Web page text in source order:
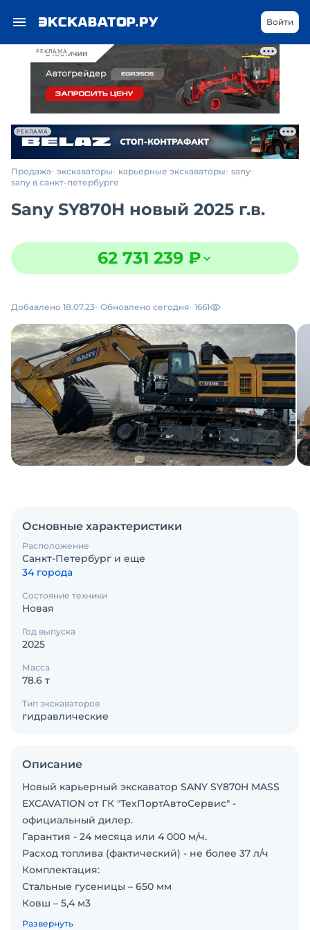
РЕКЛАМА
Войти
РЕКЛАМА
Продажа экскаваторы карьерные экскаваторы sany
sany в санкт-петербурге
Sany SY870H новый 2025 г.в.
62 731 239 ₽
Добавлено 18.07.23 Обновлено сегодня 1661
Основные характеристики
Расположение
Санкт-Петербург и еще
34 города
Состояние техники
Новая
Год выпуска
2025
Масса
78.6 т
Тип экскаваторов
гидравлические
Описание
Новый карьерный экскаватор SANY SY870H MASS
EXCAVATION от ГК "ТехПортАвтоСервис" -
официальный дилер.
Гарантия - 24 месяца или 4 000 м/ч.
Расход топлива (фактический) - не более 37 л/ч
Комплектация:
Стальные гусеницы – 650 мм
Ковш – 5,4 м3
Кондиционер + отопитель кабины
Развернуть